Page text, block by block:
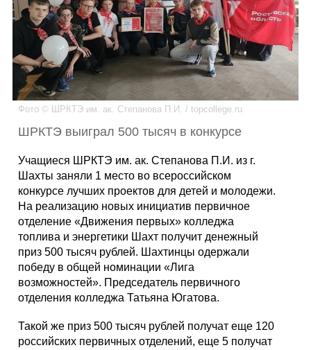
Инфо
Карты
Фотогалерея
Фото © ШРКТЭ им. ак. Степанова П.И. / topcollege.ru
ШРКТЭ выиграл 500 тысяч в конкурсе
Учащиеся ШРКТЭ им. ак. Степанова П.И. из г.
Шахты заняли 1 место во всероссийском
конкурсе лучших проектов для детей и молодежи.
На реализацию новых инициатив первичное
отделение «Движения первых» колледжа
топлива и энергетики Шахт получит денежный
приз 500 тысяч рублей. Шахтинцы одержали
победу в общей номинации «Лига
возможностей». Председатель первичного
отделения колледжа Татьяна Югатова.
Такой же приз 500 тысяч рублей получат еще 120
российских первичных отделений, еще 5 получат